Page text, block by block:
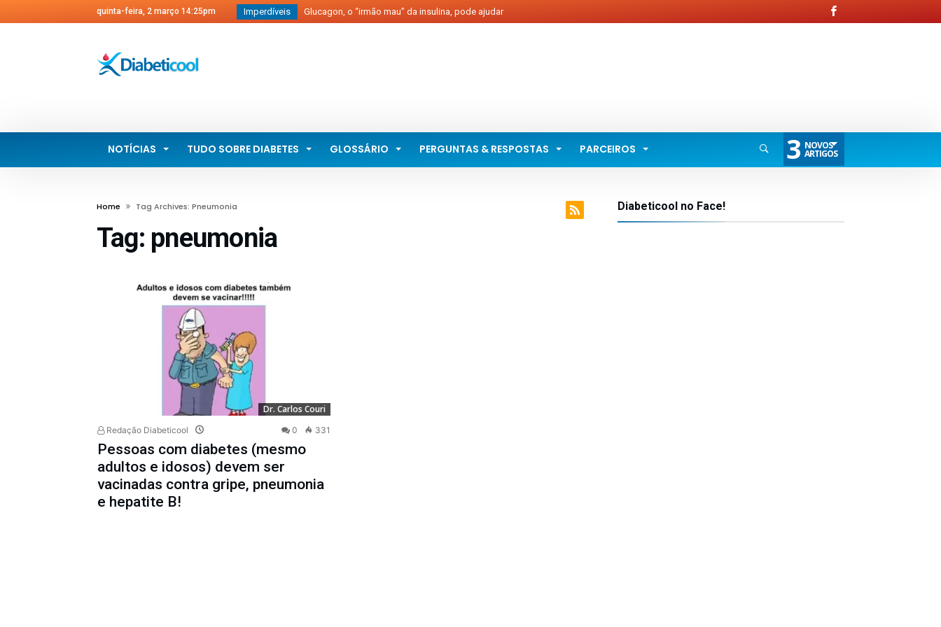
quinta-feira, 2 março 14:25pm Imperdíveis Glucagon, o “irmão mau” da insulina, pode ajudar
NOTÍCIAS TUDO SOBRE DIABETES GLOSSÁRIO PERGUNTAS & RESPOSTAS PARCEIROS 3 NOVOS
ARTIGOS
Home Tag Archives: Pneumonia
Tag: pneumonia
Dr. Carlos Couri
Redação Diabeticool 0 331
Pessoas com diabetes (mesmo
adultos e idosos) devem ser
vacinadas contra gripe, pneumonia
e hepatite B!
Diabeticool no Face!